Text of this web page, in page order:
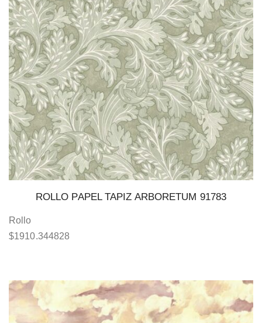
ROLLO PAPEL TAPIZ ARBORETUM 91783
Rollo
$1910.344828